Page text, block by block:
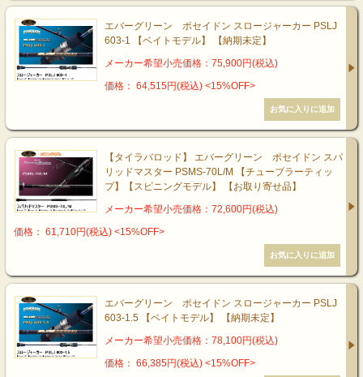
エバーグリーン ポセイドン スロージャーカー PSLJ
603-1 【ベイトモデル】 【納期未定】
メーカー希望小売価格：75,900円(税込)
価格： 64,515円(税込) <15%OFF>
【タイラバロッド】 エバーグリーン ポセイドン スパ
リッドマスター PSMS-70L/M 【チューブラーティッ
プ】【スピニングモデル】 【お取り寄せ品】
メーカー希望小売価格：72,600円(税込)
価格： 61,710円(税込) <15%OFF>
エバーグリーン ポセイドン スロージャーカー PSLJ
603-1.5 【ベイトモデル】 【納期未定】
メーカー希望小売価格：78,100円(税込)
価格： 66,385円(税込) <15%OFF>